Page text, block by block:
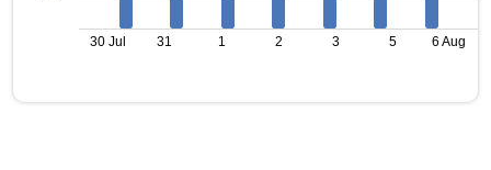
30 Jul 31 1 2 3 5 6 Aug